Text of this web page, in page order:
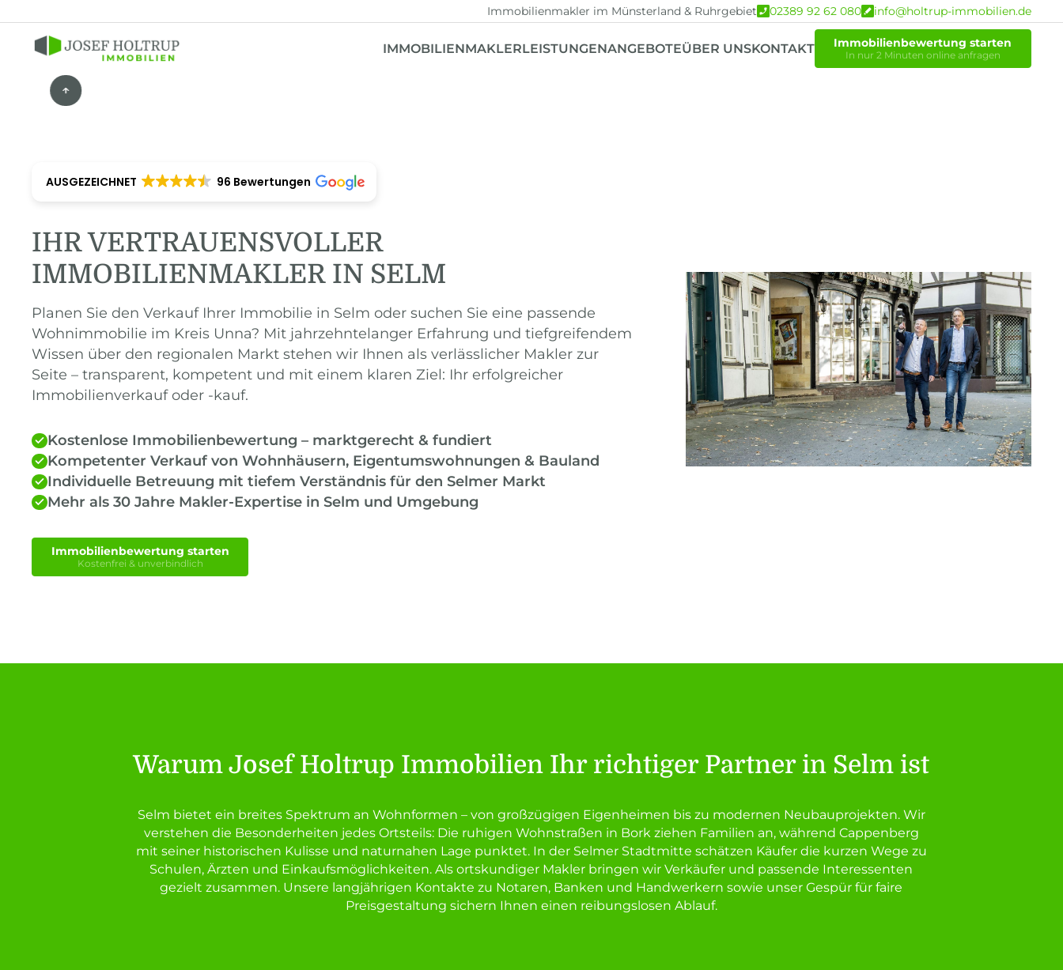
Immobilienmakler im Münsterland & Ruhrgebiet 02389 92 62 080 info@holtrup-immobilien.de
IMMOBILIENMAKLERLEISTUNGENANGEBOTEÜBER UNSKONTAKT Immobilienbewertung starten
In nur 2 Minuten online anfragen
AUSGEZEICHNET 96 Bewertungen
IHR VERTRAUENSVOLLER
IMMOBILIENMAKLER IN SELM
Planen Sie den Verkauf Ihrer Immobilie in Selm oder suchen Sie eine passende
Wohnimmobilie im Kreis Unna? Mit jahrzehntelanger Erfahrung und tiefgreifendem
Wissen über den regionalen Markt stehen wir Ihnen als verlässlicher Makler zur
Seite – transparent, kompetent und mit einem klaren Ziel: Ihr erfolgreicher
Immobilienverkauf oder -kauf.
Kostenlose Immobilienbewertung – marktgerecht & fundiert
Kompetenter Verkauf von Wohnhäusern, Eigentumswohnungen & Bauland
Individuelle Betreuung mit tiefem Verständnis für den Selmer Markt
Mehr als 30 Jahre Makler-Expertise in Selm und Umgebung
Immobilienbewertung starten
Kostenfrei & unverbindlich
Warum Josef Holtrup Immobilien Ihr richtiger Partner in Selm ist
Selm bietet ein breites Spektrum an Wohnformen – von großzügigen Eigenheimen bis zu modernen Neubauprojekten. Wir
verstehen die Besonderheiten jedes Ortsteils: Die ruhigen Wohnstraßen in Bork ziehen Familien an, während Cappenberg
mit seiner historischen Kulisse und naturnahen Lage punktet. In der Selmer Stadtmitte schätzen Käufer die kurzen Wege zu
Schulen, Ärzten und Einkaufsmöglichkeiten. Als ortskundiger Makler bringen wir Verkäufer und passende Interessenten
gezielt zusammen. Unsere langjährigen Kontakte zu Notaren, Banken und Handwerkern sowie unser Gespür für faire
Preisgestaltung sichern Ihnen einen reibungslosen Ablauf.